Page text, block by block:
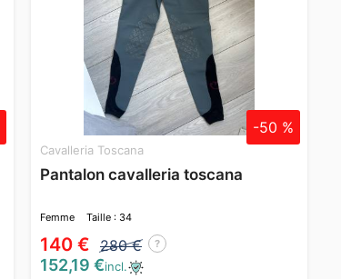
Cavalleria Toscana
Pantalon cavalleria toscana
Femme Taille : 34
140 € 280 € ?
-50 %
152,19 €incl.